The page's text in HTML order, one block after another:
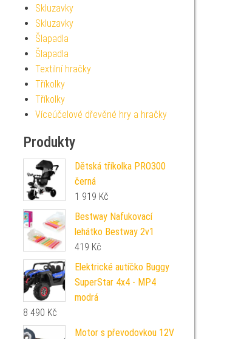
Skluzavky
Skluzavky
Šlapadla
Šlapadla
Textilní hračky
Tříkolky
Tříkolky
Víceúčelové dřevěné hry a hračky
Produkty
Dětská tříkolka PRO300
černá
1 919 Kč
Bestway Nafukovací
lehátko Bestway 2v1
419 Kč
Elektrické autíčko Buggy
SuperStar 4x4 - MP4
modrá
8 490 Kč
Motor s převodovkou 12V